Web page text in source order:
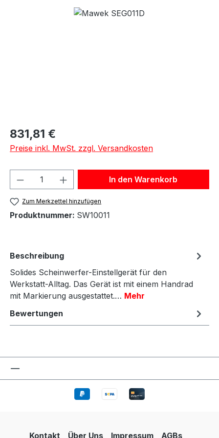
Bildergalerie überspringen
Regulärer Preis:
831,81 €
Preise inkl. MwSt. zzgl. Versandkosten
Produkt Anzahl: Gib denIn den Warenkorb
Zum Merkzettel hinzufügen
Produktnummer: SW10011
Beschreibung
Solides Scheinwerfer-Einstellgerät für den
Werkstatt-Alltag. Das Gerät ist mit einem Handrad
mit Markierung ausgestattet.… Mehr
Bewertungen
Kontakt Über Uns Impressum AGBs